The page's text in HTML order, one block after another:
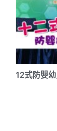
12式防嬰